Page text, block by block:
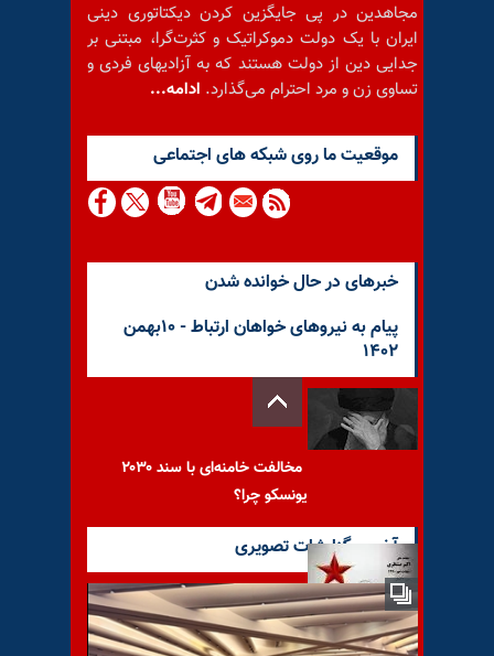
مجاهدین در پی جایگزین کردن دیکتاتوری دینی
ایران با یک دولت دموکراتیک و کثرت‌گرا، مبتنی بر
جدایی دین از دولت هستند که به آزادیهای فردی و
تساوی زن و مرد احترام می‌گذارد. ادامه...
موقعيت ما روى شبكه هاى اجتماعى
خبرهای در حال خوانده شدن
پیام به نیروهای خواهان ارتباط - ۱۰بهمن
۱۴۰۲
مخالفت خامنه‌ای با سند ۲۰۳۰
یونسکو چرا؟
با یاد مجاهد شهید اکبر منتظری
آخرین گزارشات تصویری